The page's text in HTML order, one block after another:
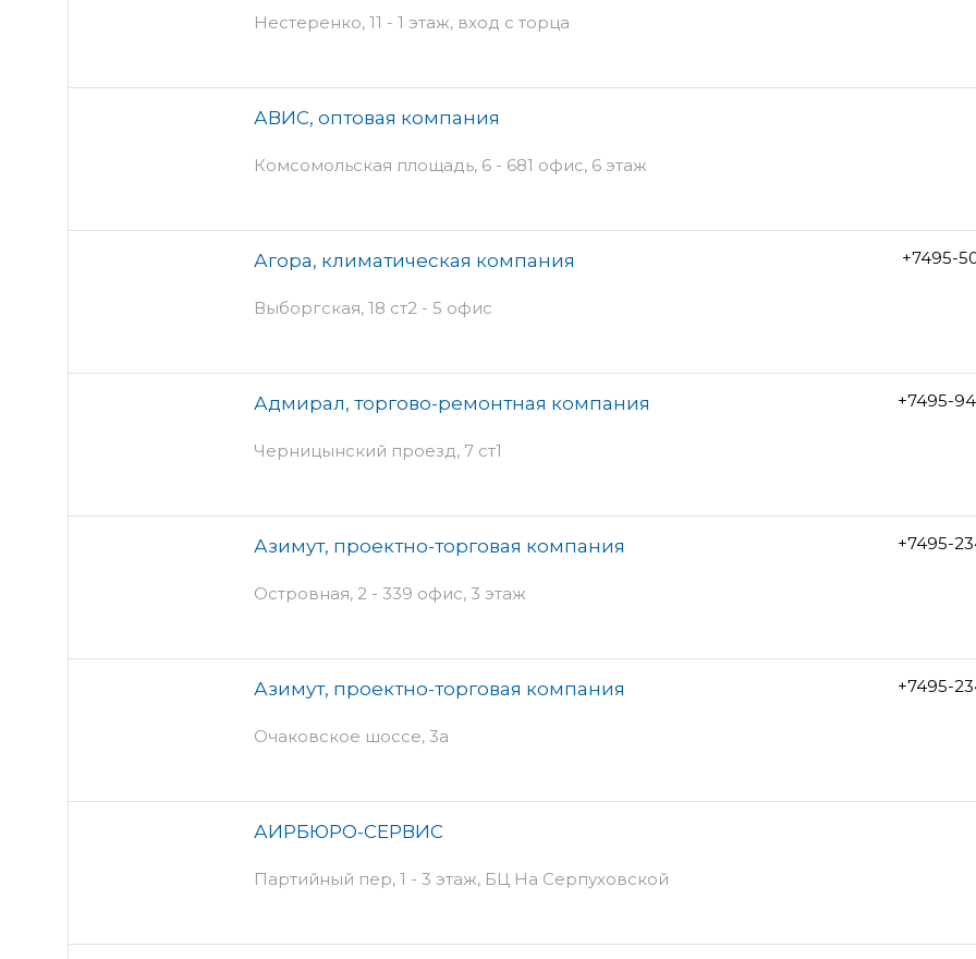
Нестеренко, 11 - 1 этаж, вход с торца
АВИС, оптовая компания
Комсомольская площадь, 6 - 681 офис, 6 этаж
Агора, климатическая компания
Выборгская, 18 ст2 - 5 офис
+7495-
Адмирал, торгово-ремонтная компания
Черницынский проезд, 7 ст1
+7495-
Азимут, проектно-торговая компания
Островная, 2 - 339 офис, 3 этаж
+7495-
Азимут, проектно-торговая компания
Очаковское шоссе, 3а
+7495-
АИРБЮРО-СЕРВИС
Партийный пер, 1 - 3 этаж, БЦ На Серпуховской